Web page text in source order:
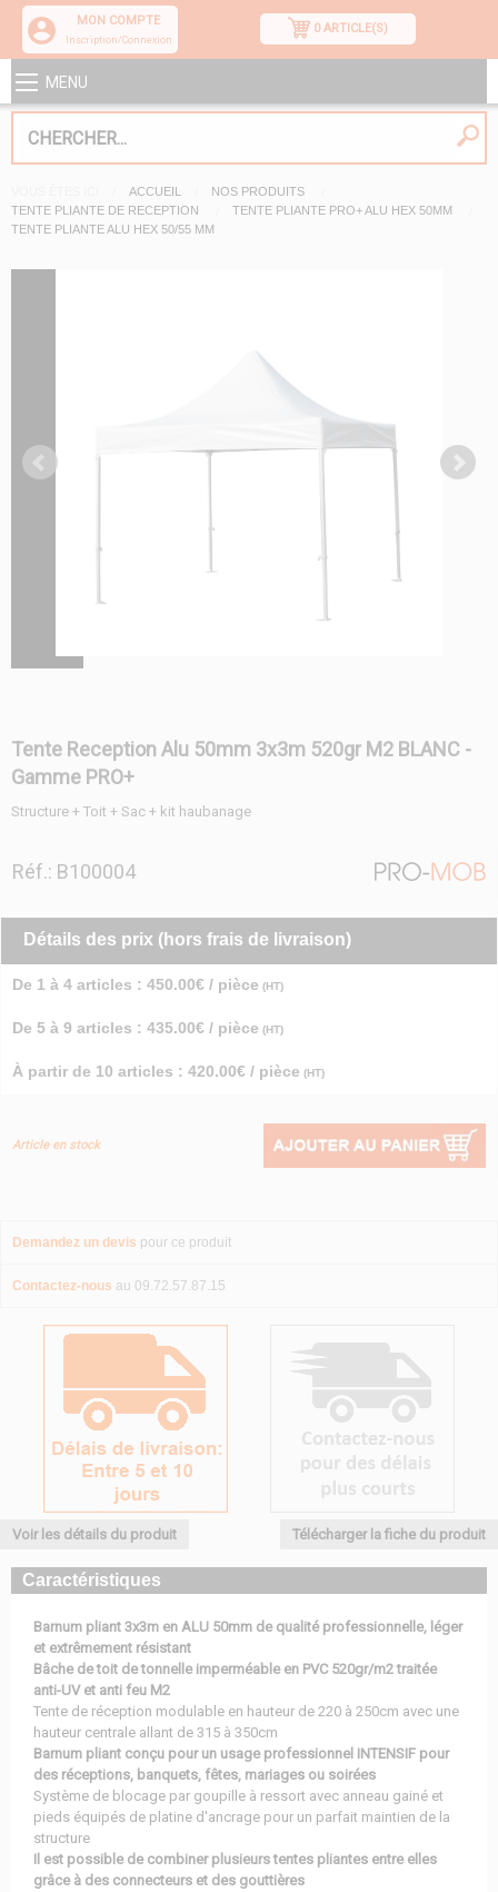
MON COMPTE
Inscription/Connexion
0 ARTICLE(S)
MENU
ACCUEIL
NOS PRODUITS
TENTE PLIANTE DE RECEPTION
TENTE PLIANTE PRO+ ALU HEX 50MM
TENTE PLIANTE ALU HEX 50/55 MM
Tente Reception Alu 50mm 3x3m 520gr M2 BLANC -
Gamme PRO+
Structure + Toit + Sac + kit haubanage
Réf.: B100004
Détails des prix (hors frais de livraison)
De 1 à 4 articles : 450.00€ / pièce (HT)
De 5 à 9 articles : 435.00€ / pièce (HT)
À partir de 10 articles : 420.00€ / pièce (HT)
Article en stock
Demandez un devis pour ce produit
Contactez-nous au 09.72.57.87.15
Voir les détails du produit Télécharger la fiche du produit
Caractéristiques
Barnum pliant 3x3m en ALU 50mm de qualité professionnelle, léger
et extrêmement résistant
Bâche de toit de tonnelle imperméable en PVC 520gr/m2 traitée
anti-UV et anti feu M2
Tente de réception modulable en hauteur de 220 à 250cm avec une
hauteur centrale allant de 315 à 350cm
Barnum pliant conçu pour un usage professionnel INTENSIF pour
des réceptions, banquets, fêtes, mariages ou soirées
Système de blocage par goupille à ressort avec anneau gainé et
pieds équipés de platine d'ancrage pour un parfait maintien de la
structure
Il est possible de combiner plusieurs tentes pliantes entre elles
grâce à des connecteurs et des gouttières